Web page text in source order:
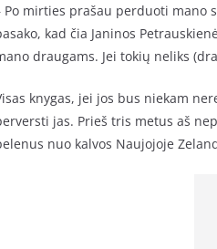
Po mirties prašau perduoti mano
kad čia Janinos
draugams. Jei tokių neliks
knygas, jei jos bus niekam
jas. Prieš tris metus aš
nuo kalvos Naujojoje